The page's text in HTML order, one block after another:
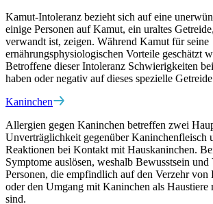
Kamut-Intoleranz bezieht sich auf eine
einige Personen auf Kamut, ein uraltes
verwandt ist, zeigen. Während Kamut für seine
ernährungsphysiologischen Vorteile geschätzt
Betroffene dieser Intoleranz Schwierigkeiten
haben oder negativ auf dieses spezielle
Kaninchen
Allergien gegen Kaninchen betreffen zwei
Unverträglichkeit gegenüber Kaninchenfleisch
Reaktionen bei Kontakt mit Hauskaninchen.
Symptome auslösen, weshalb Bewusstsein
Personen, die empfindlich auf den Verzehr von
oder den Umgang mit Kaninchen als Haustiere
sind.